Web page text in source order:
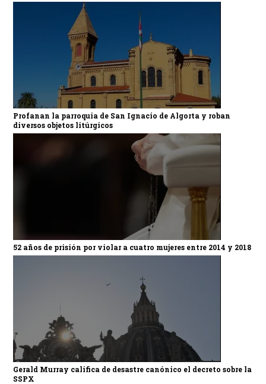
Profanan la parroquia de San Ignacio de Algorta y roban
diversos objetos litúrgicos
52 años de prisión por violar a cuatro mujeres entre 2014 y 2018
Gerald Murray califica de desastre canónico el decreto sobre la
SSPX